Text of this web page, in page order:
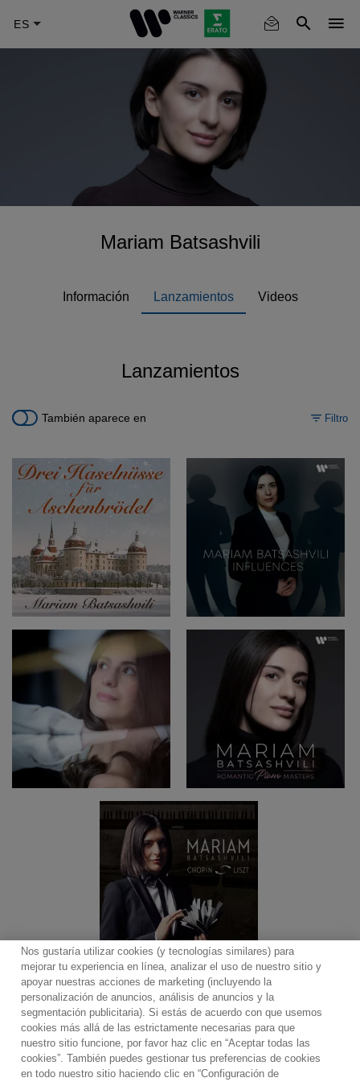
main
Mariam Batsashvili
Información Lanzamientos Videos
Lanzamientos
También aparece en Filtro
Contacto Boletin informativo
Términos de Uso
Política de Privacidad
Mapa web
Política de cookies
Ajustes de Cookies
Nos gustaría utilizar cookies (y tecnologías similares) para
mejorar tu experiencia en línea, analizar el uso de nuestro sitio y
apoyar nuestras acciones de marketing (incluyendo la
personalización de anuncios, análisis de anuncios y la
segmentación publicitaria). Si estás de acuerdo con que usemos
cookies más allá de las estrictamente necesarias para que
nuestro sitio funcione, por favor haz clic en “Aceptar todas las
cookies”. También puedes gestionar tus preferencias de cookies
en todo nuestro sitio haciendo clic en “Configuración de